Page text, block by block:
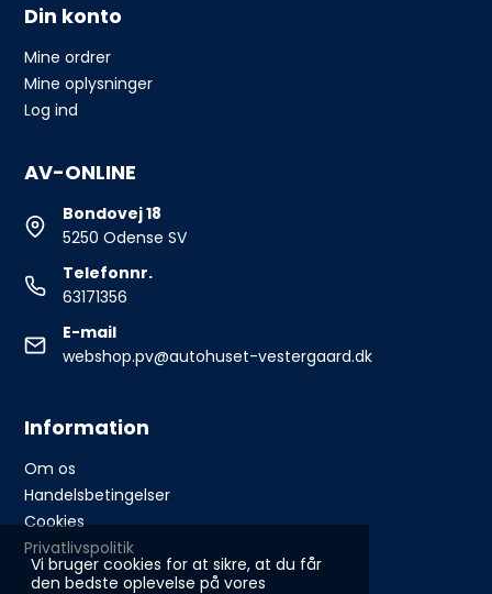
Vi bruger cookies for at sikre, at du får
den bedste oplevelse på vores
Din konto
Mine ordrer
Mine oplysninger
Log ind
AV-ONLINE
Bondovej 18
5250 Odense SV
Telefonnr.
63171356
E-mail
webshop.pv@autohuset-vestergaard.dk
Information
Om os
Handelsbetingelser
Cookies
Privatlivspolitik